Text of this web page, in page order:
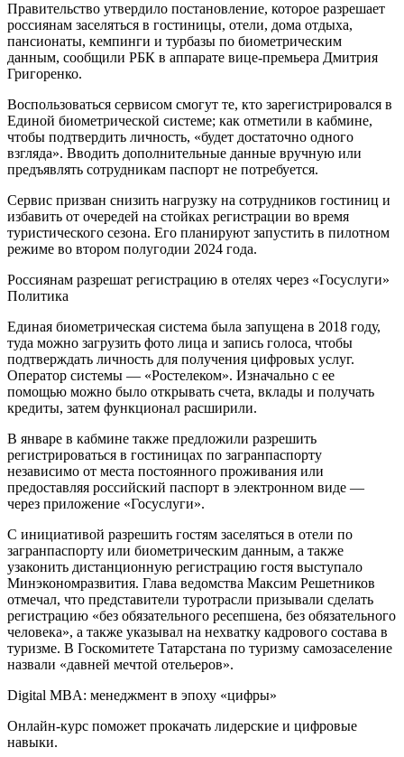
Правительство утвердило постановление, которое разрешает
россиянам заселяться в гостиницы, отели, дома отдыха,
пансионаты, кемпинги и турбазы по биометрическим
данным, сообщили РБК в аппарате вице-премьера Дмитрия
Григоренко.
Воспользоваться сервисом смогут те, кто зарегистрировался в
Единой биометрической системе; как отметили в кабмине,
чтобы подтвердить личность, «будет достаточно одного
взгляда». Вводить дополнительные данные вручную или
предъявлять сотрудникам паспорт не потребуется.
Сервис призван снизить нагрузку на сотрудников гостиниц и
избавить от очередей на стойках регистрации во время
туристического сезона. Его планируют запустить в пилотном
режиме во втором полугодии 2024 года.
Россиянам разрешат регистрацию в отелях через «Госуслуги»
Политика
Единая биометрическая система была запущена в 2018 году,
туда можно загрузить фото лица и запись голоса, чтобы
подтверждать личность для получения цифровых услуг.
Оператор системы — «Ростелеком». Изначально с ее
помощью можно было открывать счета, вклады и получать
кредиты, затем функционал расширили.
В январе в кабмине также предложили разрешить
регистрироваться в гостиницах по загранпаспорту
независимо от места постоянного проживания или
предоставляя российский паспорт в электронном виде —
через приложение «Госуслуги».
С инициативой разрешить гостям заселяться в отели по
загранпаспорту или биометрическим данным, а также
узаконить дистанционную регистрацию гостя выступало
Минэкономразвития. Глава ведомства Максим Решетников
отмечал, что представители туротрасли призывали сделать
регистрацию «без обязательного ресепшена, без обязательного
человека», а также указывал на нехватку кадрового состава в
туризме. В Госкомитете Татарстана по туризму самозаселение
назвали «давней мечтой отельеров».
Digital MBA: менеджмент в эпоху «цифры»
Онлайн-курс поможет прокачать лидерские и цифровые
навыки.